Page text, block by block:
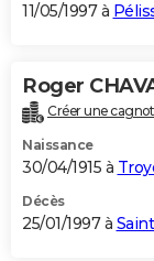
11/05/1997 à
Roger
Créer une
Naissance
30/04/1915 à
Décès
25/01/1997 à